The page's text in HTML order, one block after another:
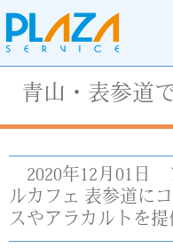
青山・表参道
2020年12月01日
ルカフェ 表参道に
スやアラカルトを提